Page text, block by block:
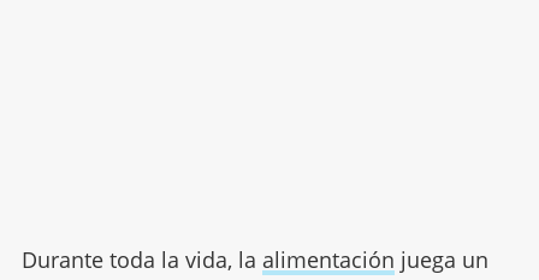
Durante toda la vida, la alimentación juega un